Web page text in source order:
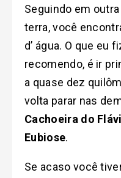
Seguindo em
terra, você
d’ água. O que eu
recomendo, é ir
a quase dez
volta parar nas
Cachoeira do
Eubiose.
Se acaso você